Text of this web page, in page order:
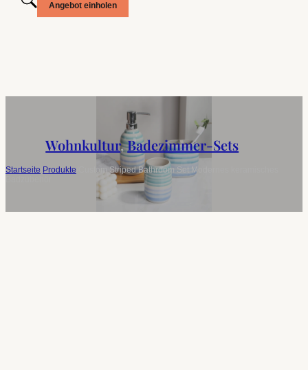
Angebot einholen
Wohnkultur,Badezimmer-Sets
Startseite Produkte
Custom Striped Bathroom Set Modernes keramisches